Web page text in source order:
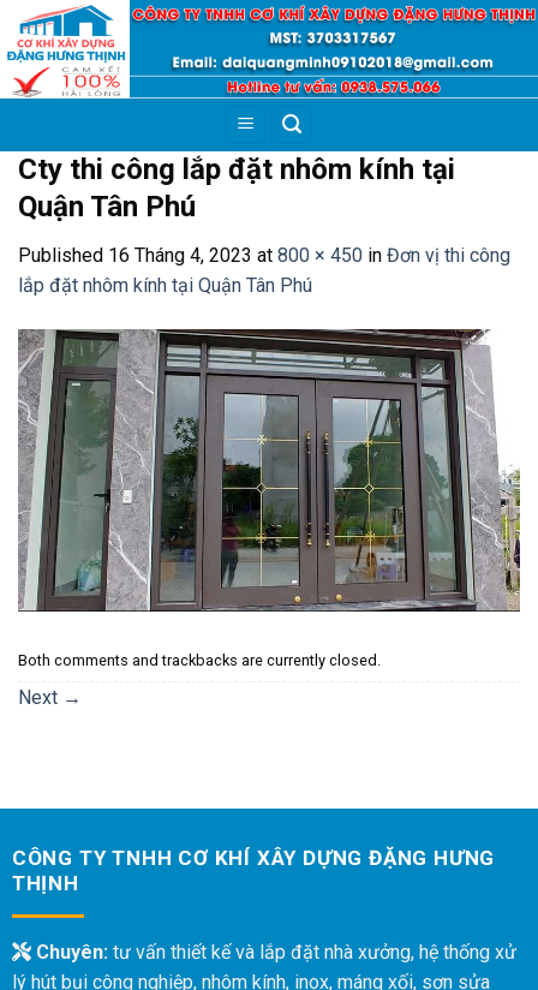
Skip
content
Cty thi công lắp đặt nhôm kính tại
Quận Tân Phú
Published 16 Tháng 4, 2023 at 800 × 450 in Đơn vị thi công
lắp đặt nhôm kính tại Quận Tân Phú
Both comments and trackbacks are currently closed.
Next →
CÔNG TY TNHH CƠ KHÍ XÂY DỰNG ĐẶNG HƯNG
THỊNH
Chuyên:tư vấn thiết kế và lắp đặt nhà xưởng, hệ thống xử
lý hút bụi công nghiệp, nhôm kính, inox, máng xối, sơn sửa